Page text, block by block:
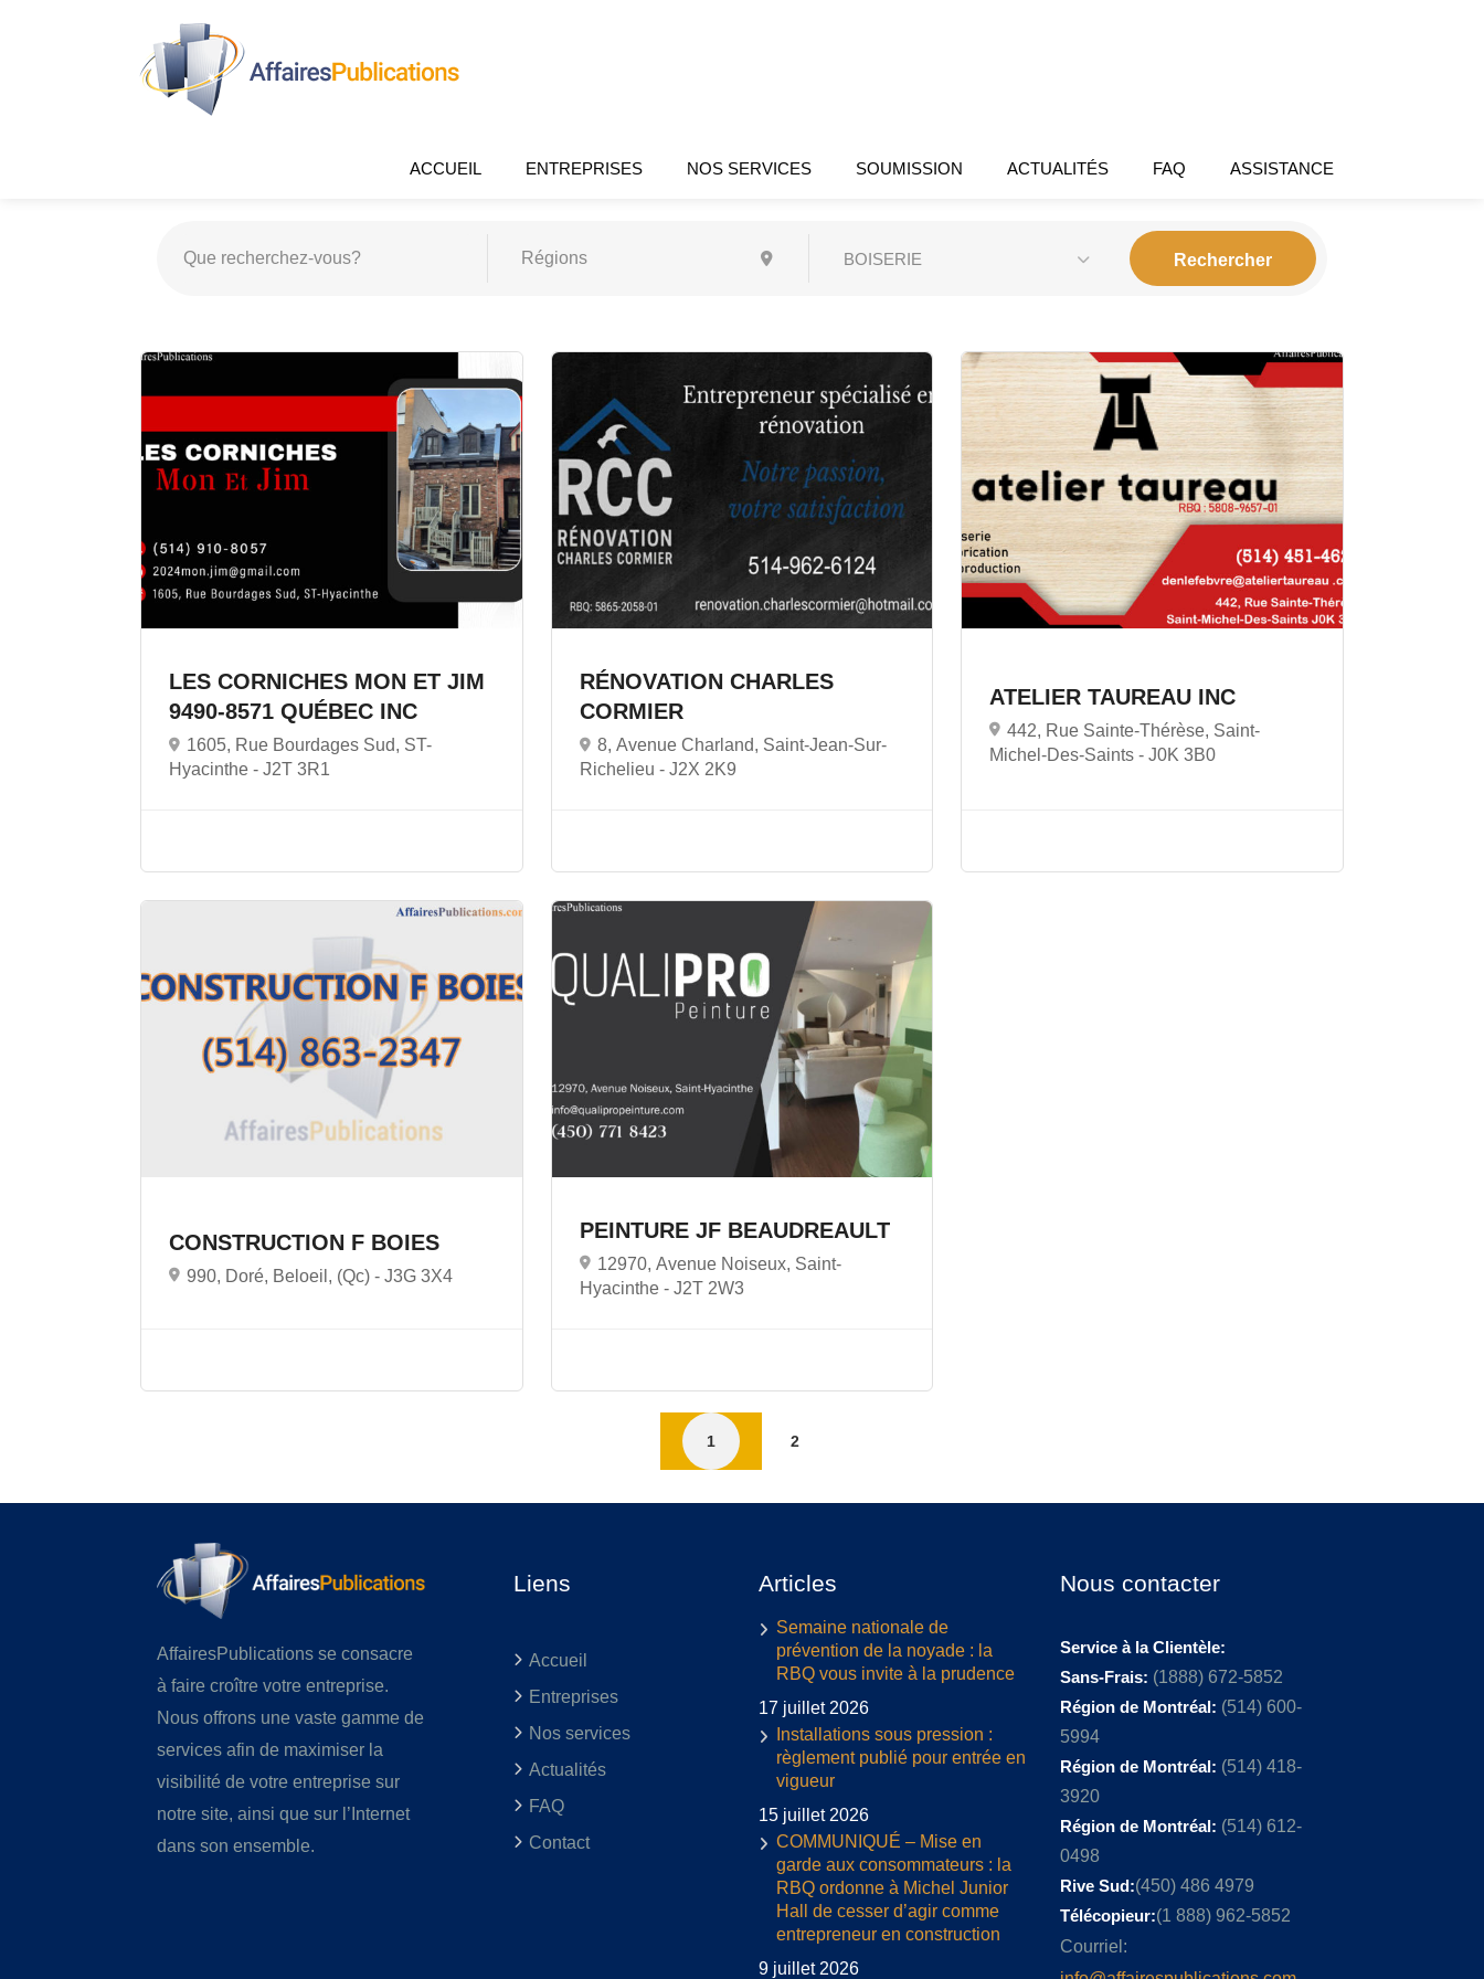
ACCUEIL ENTREPRISES NOS SERVICES SOUMISSION ACTUALITÉS FAQ ASSISTANCE
BOISERIE
LES CORNICHES MON ET JIM
9490-8571 QUÉBEC INC
1605, Rue Bourdages Sud, ST-
Hyacinthe - J2T 3R1
RÉNOVATION CHARLES
CORMIER
8, Avenue Charland, Saint-Jean-Sur-
Richelieu - J2X 2K9
ATELIER TAUREAU INC
442, Rue Sainte-Thérèse, Saint-
Michel-Des-Saints -J0K 3B0
CONSTRUCTION F BOIES
990, Doré, Beloeil, (Qc) - J3G 3X4
PEINTURE JF BEAUDREAULT
12970, Avenue Noiseux, Saint-
Hyacinthe - J2T 2W3
1 2
AffairesPublications se consacre
à faire croître votre entreprise.
Nous offrons une vaste gamme de
services afin de maximiser la
visibilité de votre entreprise sur
notre site, ainsi que sur l’Internet
dans son ensemble.
Liens
Accueil
Entreprises
Nos services
Actualités
FAQ
Contact
Articles
Semaine nationale de
prévention de la noyade : la
RBQ vous invite à la prudence
17 juillet 2026
Installations sous pression :
règlement publié pour entrée en
vigueur
15 juillet 2026
COMMUNIQUÉ – Mise en
garde aux consommateurs : la
RBQ ordonne à Michel Junior
Hall de cesser d’agir comme
entrepreneur en construction
9 juillet 2026
Nous contacter
Service à la Clientèle:
Sans-Frais: (1888) 672-5852
Région de Montréal: (514) 600-
5994
Région de Montréal: (514) 418-
3920
Région de Montréal: (514) 612-
0498
Rive Sud:(450) 486 4979
Télécopieur:(1 888) 962-5852
Courriel: